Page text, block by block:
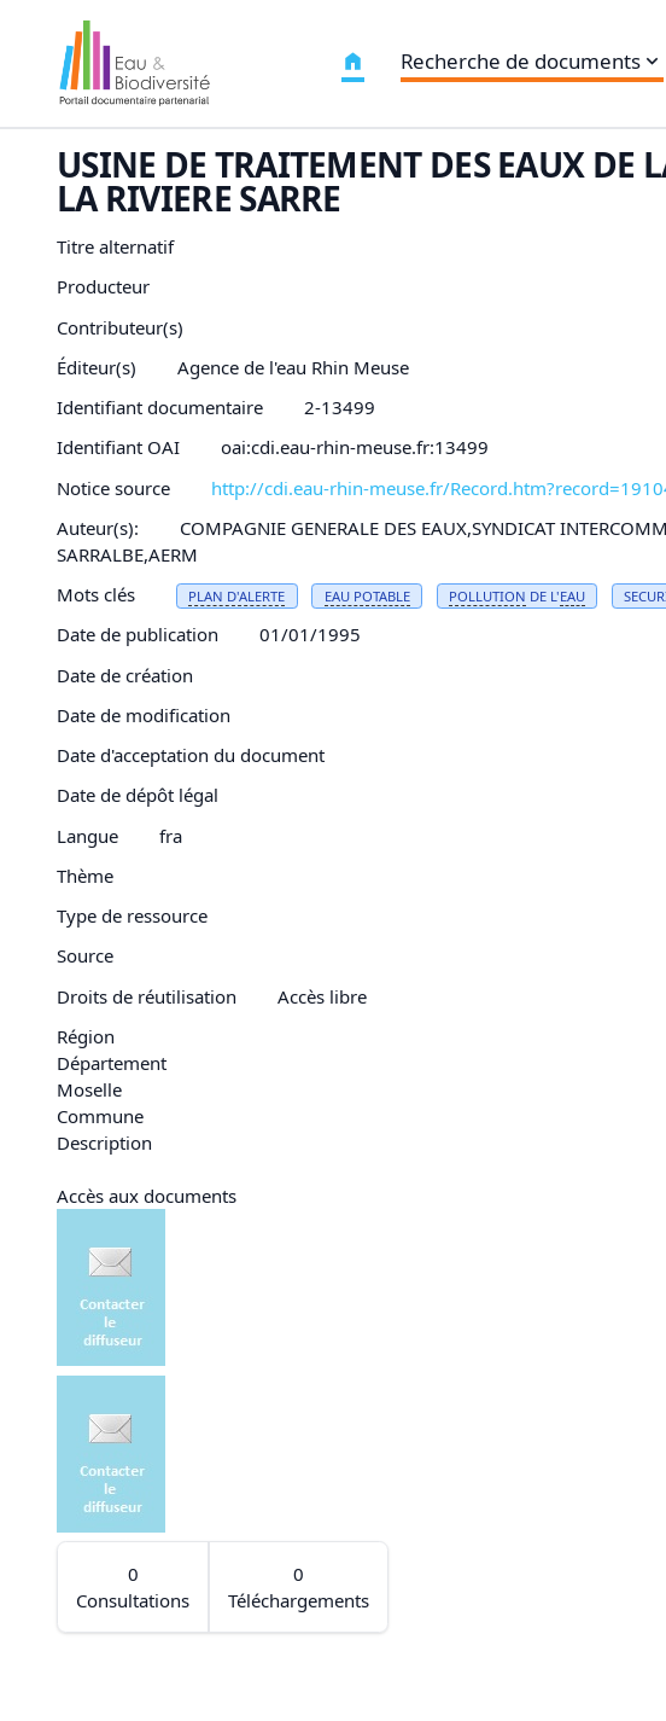
Recherche de documents
USINE DE TRAITEMENT DES EAUX DE
LA RIVIERE SARRE
Titre alternatif
Producteur
Contributeur(s)
Éditeur(s)
Agence de l'eau Rhin Meuse
Identifiant documentaire
2-13499
Identifiant OAI
oai:cdi.eau-rhin-meuse.fr:13499
Notice source
http://cdi.eau-rhin-meuse.fr/
Auteur(s):
COMPAGNIE GENERALE DES EAUX,SYNDICAT
SARRALBE,AERM
Mots clés
PLAN D'ALERTE EAUPOTABLE POLLUTION DE L'EAU
Date de publication
01/01/1995
Date de création
Date de modification
Date d'acceptation du document
Date de dépôt légal
Langue
fra
Thème
Type de ressource
Source
Droits de réutilisation
Accès libre
Région
Département
Moselle
Commune
Description
Accès aux documents
0
Consultations
0
Téléchargements